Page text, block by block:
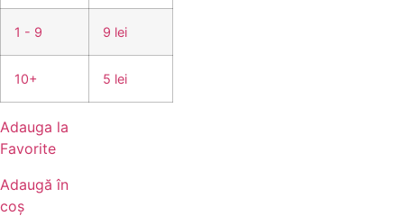
1 - 9 9 lei
10+ 5 lei
Adauga la
Favorite
Adaugă în
coș